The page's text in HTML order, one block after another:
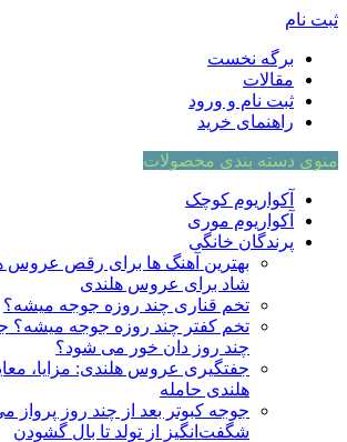
ثبت نام
برگه نخست
مقالات
ثبت نام و ورود
راهنمای خرید
منوی دسته بندی محصولات
آکواریوم کوچک
آکواریوم موری
پرندگان خانگی
بهترین آهنگ ها برای رقص عروس
شاد برای عروس هلندی
تخم قناری چند روزه جوجه میشه؟
تخم کفتر چند روزه جوجه میشه؟
چند روز دان خور می شود؟
جفتگیری عروس هلندی: مزایا،
هلندی حامله
جوجه کبوتر بعد از چند روز
شگفت‌انگیز از تولد تا بال گشودن